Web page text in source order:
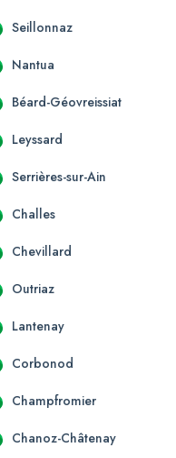
Seillonnaz
Nantua
Béard-Géovreissiat
Leyssard
Serrières-sur-Ain
Challes
Chevillard
Outriaz
Lantenay
Corbonod
Champfromier
Chanoz-Châtenay